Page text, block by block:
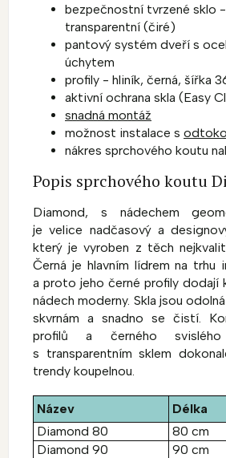
bezpečnostní tvrzené sklo
transparentní (čiré)
pantový systém dveří s
úchytem
profily - hliník, černá, šířka
aktivní ochrana skla (Easy
snadná montáž
možnost instalace s
nákres sprchového koutu
Popis sprchového koutu
Diamond, s nádechem
je velice nadčasový a
který je vyroben z těch
Černá je hlavním lídrem na trhu
a proto jeho černé profily dodají
nádech moderny. Skla jsou
skvrnám a snadno se čistí.
profilů a černého
s transparentním sklem
trendy koupelnou.
Název Délka
Diamond 80
80 cm
Diamond 90
90 cm